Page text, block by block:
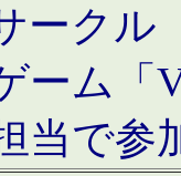
ークル
ーム「
当で参